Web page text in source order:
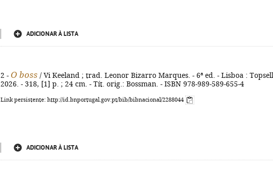
ADICIONAR À LISTA
2 - O boss / Vi Keeland ; trad. Leonor Bizarro Marques. - 6ª ed. - Lisboa :
2026. - 318, [1] p. ; 24 cm. - Tít. orig.: Bossman. - ISBN 978-989-589-655-4
Link persistente: http://id.bnportugal.gov.pt/bib/bibnacional/2288044
ADICIONAR À LISTA